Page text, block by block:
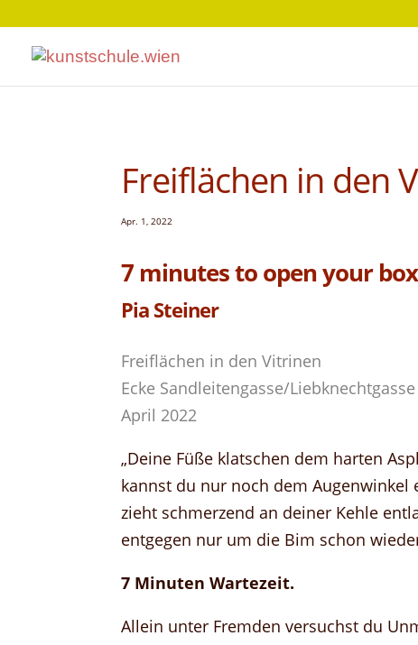
Freiflächen in den
Apr. 1, 2022
7 minutes to open your
Pia Steiner
Freiflächen in den Vitrinen
Ecke Sandleitengasse/Liebknechtgasse
April 2022
„Deine Füße klatschen dem harten
kannst du nur noch dem Augenwinkel
zieht schmerzend an deiner Kehle
entgegen nur um die Bim schon
7 Minuten Wartezeit.
Allein unter Fremden versuchst du